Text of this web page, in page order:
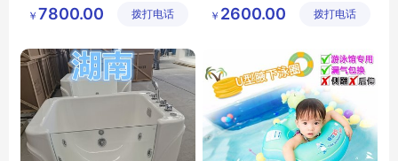
亚克力小儿游泳浴缸
童游泳馆
￥ 7800.00 拨打电话
儿童游泳池
乐设备有
￥ 2600.00 拨打电话